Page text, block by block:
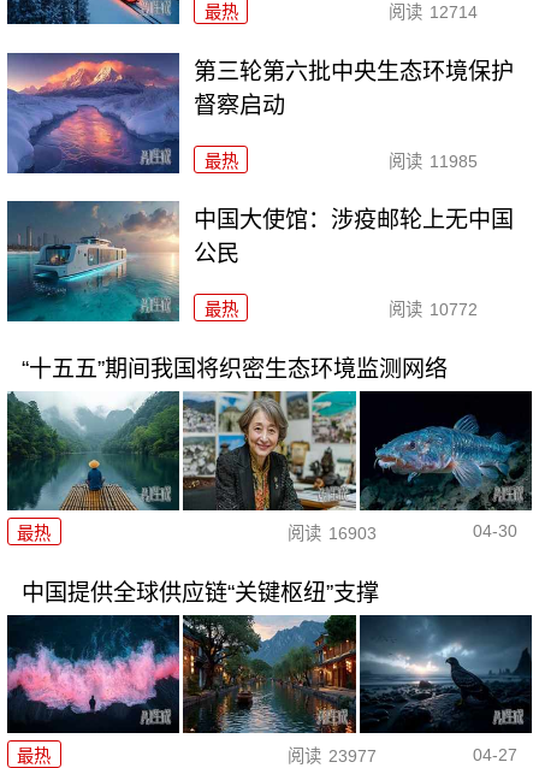
最热 阅读 12714
第三轮第六批中央生态环境保护
督察启动
最热 阅读 11985
中国大使馆：涉疫邮轮上无中国
公民
最热 阅读 10772
“十五五”期间我国将织密生态环境监测网络
最热 阅读 16903 04-30
中国提供全球供应链“关键枢纽”支撑
最热 阅读 23977 04-27